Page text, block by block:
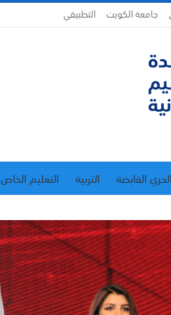
جامعة الكويت التطبيقي
القابضة التربية التعليم الخاص